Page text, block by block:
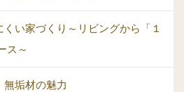
くい家づくり～リビングから「１
ス～
無垢材の魅力